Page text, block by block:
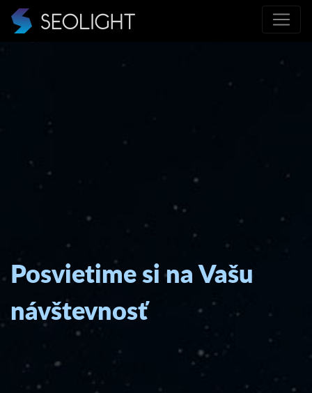
Posvietime si na Vašu
návštevnosť